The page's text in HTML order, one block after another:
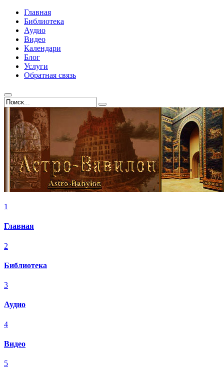
Главная
Библиотека
Аудио
Видео
Календари
Блог
Услуги
Обратная связь
1
Главная
2
Библиотека
3
Аудио
4
Видео
5